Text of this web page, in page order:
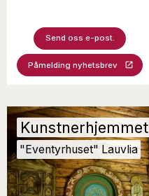
Send oss e-post.
Påmelding nyhetsbrev
Kunstnerhjemmet
"Eventyrhuset" Lauvlia